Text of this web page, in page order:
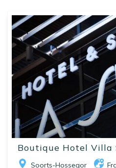
Boutique Hotel Villa
Soorts-Hossegor